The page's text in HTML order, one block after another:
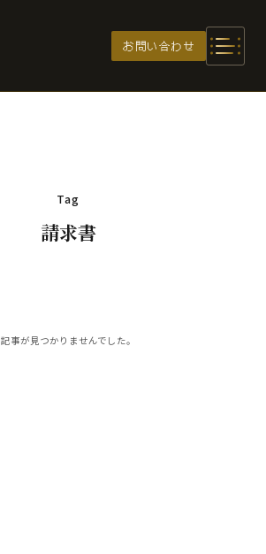
お問い合わせ
Tag
請求書
記事が見つかりませんでした。